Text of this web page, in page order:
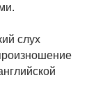
слух